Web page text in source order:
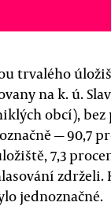
trvalého
na k. ú.
obcí),
— 90,7
7,3
jednoznačné.